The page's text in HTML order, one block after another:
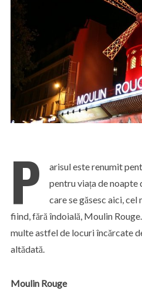
P
arisul este renumit
pentru viața de
care se găsesc aici,
fiind, fără îndoială, Moulin
multe astfel de locuri încărcate
altădată.
Moulin Rouge